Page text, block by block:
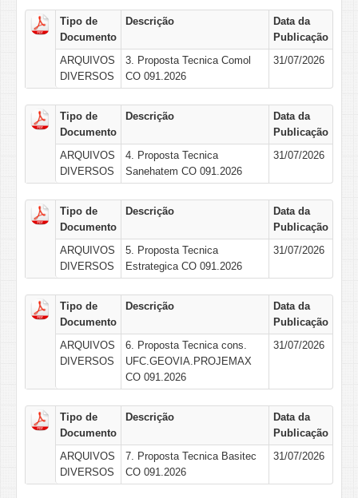
Tipo de
Documento
Descrição
Data da
Publicação
ARQUIVOS
DIVERSOS
3. Proposta Tecnica Comol
CO 091.2026
31/07/2026
Tipo de
Documento
Descrição
Data da
Publicação
ARQUIVOS
DIVERSOS
4. Proposta Tecnica
Sanehatem CO 091.2026
31/07/2026
Tipo de
Documento
Descrição
Data da
Publicação
ARQUIVOS
DIVERSOS
5. Proposta Tecnica
Estrategica CO 091.2026
31/07/2026
Tipo de
Documento
Descrição
Data da
Publicação
ARQUIVOS
DIVERSOS
6. Proposta Tecnica cons.
UFC.GEOVIA.PROJEMAX
CO 091.2026
31/07/2026
Tipo de
Documento
Descrição
Data da
Publicação
ARQUIVOS
DIVERSOS
7. Proposta Tecnica Basitec
CO 091.2026
31/07/2026